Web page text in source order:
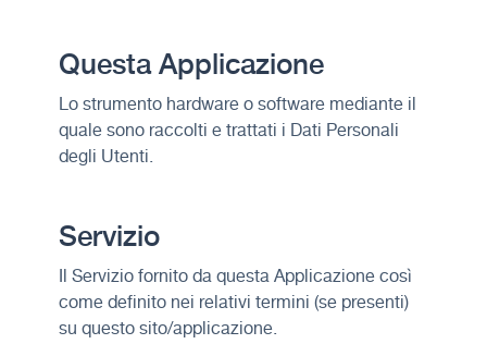
Questa Applicazione
Lo strumento hardware o software mediante il
quale sono raccolti e trattati i Dati Personali
degli Utenti.
Servizio
Il Servizio fornito da questa Applicazione così
come definito nei relativi termini (se presenti)
su questo sito/applicazione.